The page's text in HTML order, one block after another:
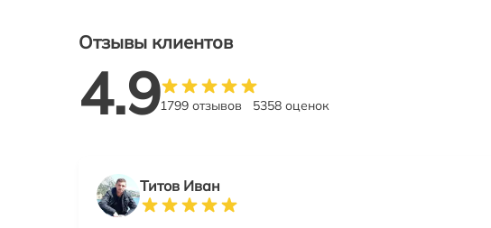
Отзывы клиентов
4.91799 отзывов 5358 оценок
Титов Иван